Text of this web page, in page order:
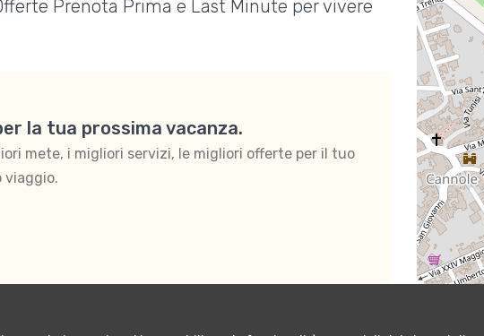
Prenota Prima e Last Minute per vivere
la tua prossima vacanza.
mete, i migliori servizi, le migliori offerte per il tuo
viaggio.